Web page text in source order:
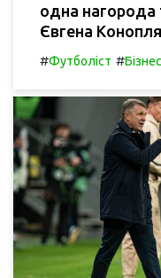
одна
Євгена
#Футболіст #Бізнес